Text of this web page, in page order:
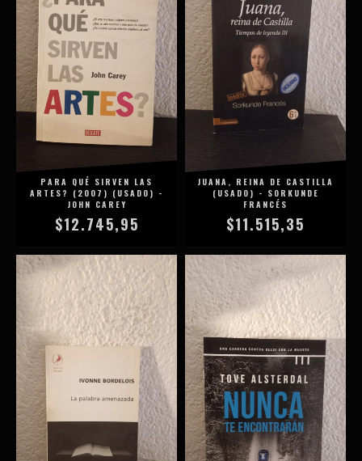
PARA QUÉ SIRVEN LAS
ARTES? (2007) (USADO) -
JOHN CAREY
$12.745,95
JUANA, REINA DE CASTILLA
(USADO) - SORKUNDE
FRANCÉS
$11.515,35